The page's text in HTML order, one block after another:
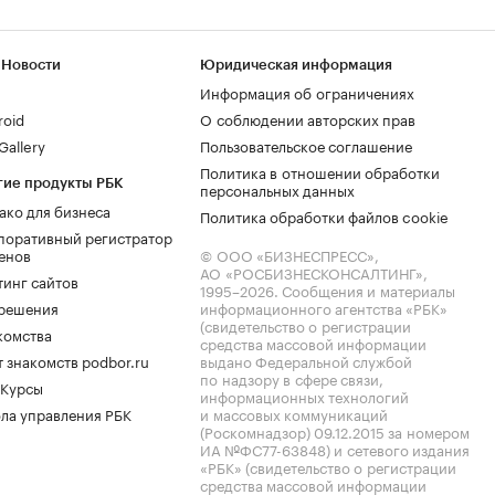
продукты РБК
для бизнеса
регистратор
сайтов
знакомств podbor.ru
управления РБК
Юридическая информация
Информация об ограничениях
О соблюдении авторских прав
Пользовательское соглашение
Политика в отношении обработки
персональных данных
Политика обработки файлов cookie
© ООО «БИЗНЕСПРЕСС»,
АО «РОСБИЗНЕСКОНСАЛТИНГ»,
1995–2026. Сообщения и материалы
информационного агентства «РБК»
(свидетельство о регистрации
средства массовой информации
выдано Федеральной службой
по надзору в сфере связи,
информационных технологий
и массовых коммуникаций
(Роскомнадзор) 09.12.2015 за номером
ИА №ФС77-63848) и сетевого издания
«РБК» (свидетельство о регистрации
средства массовой информации